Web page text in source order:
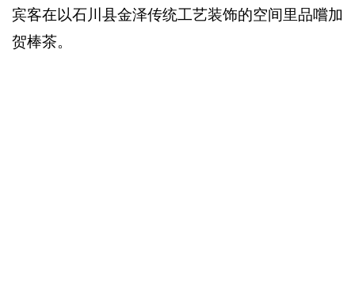
宾客在以石川县金泽传统工艺装饰的空间里品嚐加
贺棒茶。